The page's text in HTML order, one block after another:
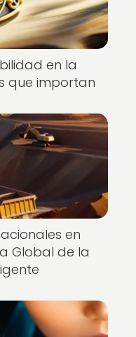
en la
que importan
en
Global de la